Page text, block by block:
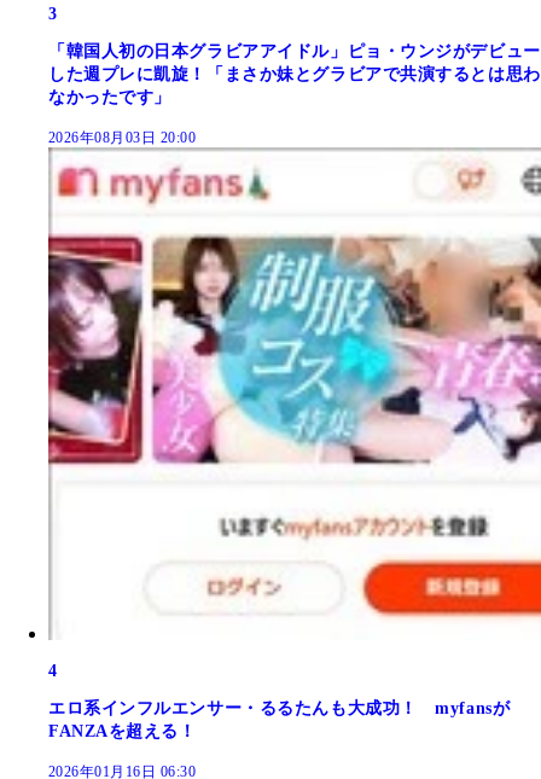
3
「韓国人初の日本グラビアアイドル」ピョ・ウンジがデビュー
した週プレに凱旋！「まさか妹とグラビアで共演するとは思わ
なかったです」
2026年08月03日 20:00
4
エロ系インフルエンサー・るるたんも大成功！ myfansが
FANZAを超える！
2026年01月16日 06:30